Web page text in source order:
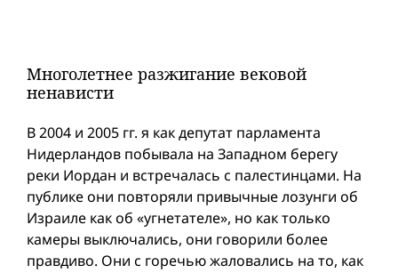
Многолетнее разжигание вековой
ненависти
В 2004 и 2005 гг. я как депутат парламента
Нидерландов побывала на Западном берегу
реки Иордан и встречалась с палестинцами. На
публике они повторяли привычные лозунги об
Израиле как об «угнетателе», но как только
камеры выключались, они говорили более
правдиво. Они с горечью жаловались на то, как